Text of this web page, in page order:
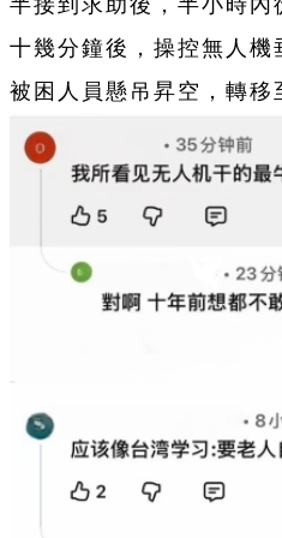
半接到求助後，半小時內
十幾分鐘後，操控無人機
被困人員懸吊昇空，轉移